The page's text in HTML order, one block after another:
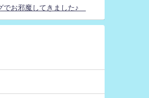
でお邪魔してきました♪